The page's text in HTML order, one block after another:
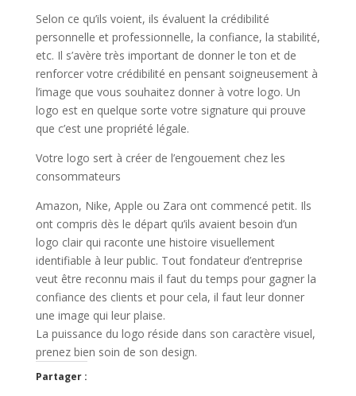
Selon ce qu’ils voient, ils évaluent la crédibilité
personnelle et professionnelle, la confiance, la stabilité,
etc. Il s’avère très important de donner le ton et de
renforcer votre crédibilité en pensant soigneusement à
l’image que vous souhaitez donner à votre logo. Un
logo est en quelque sorte votre signature qui prouve
que c’est une propriété légale.
Votre logo sert à créer de l’engouement chez les
consommateurs
Amazon, Nike, Apple ou Zara ont commencé petit. Ils
ont compris dès le départ qu’ils avaient besoin d’un
logo clair qui raconte une histoire visuellement
identifiable à leur public. Tout fondateur d’entreprise
veut être reconnu mais il faut du temps pour gagner la
confiance des clients et pour cela, il faut leur donner
une image qui leur plaise.
La puissance du logo réside dans son caractère visuel,
prenez bien soin de son design.
Partager :